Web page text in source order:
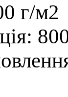
г/м2